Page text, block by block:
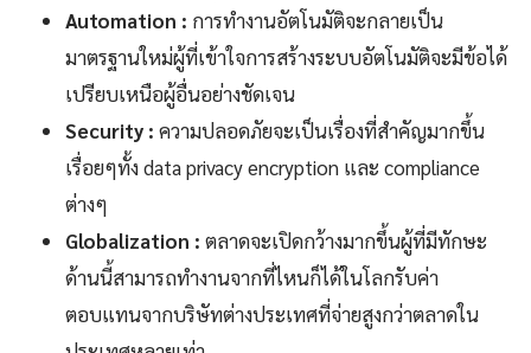
Automation : การทำงานอัตโนมัติจะกลายเป็น
มาตรฐานใหม่ผู้ที่เข้าใจการสร้างระบบอัตโนมัติจะมีข้อได้
เปรียบเหนือผู้อื่นอย่างชัดเจน
Security : ความปลอดภัยจะเป็นเรื่องที่สำคัญมากขึ้น
เรื่อยๆทั้ง data privacy encryption และ compliance
ต่างๆ
Globalization : ตลาดจะเปิดกว้างมากขึ้นผู้ที่มีทักษะ
ด้านนี้สามารถทำงานจากที่ไหนก็ได้ในโลกรับค่า
ตอบแทนจากบริษัทต่างประเทศที่จ่ายสูงกว่าตลาดใน